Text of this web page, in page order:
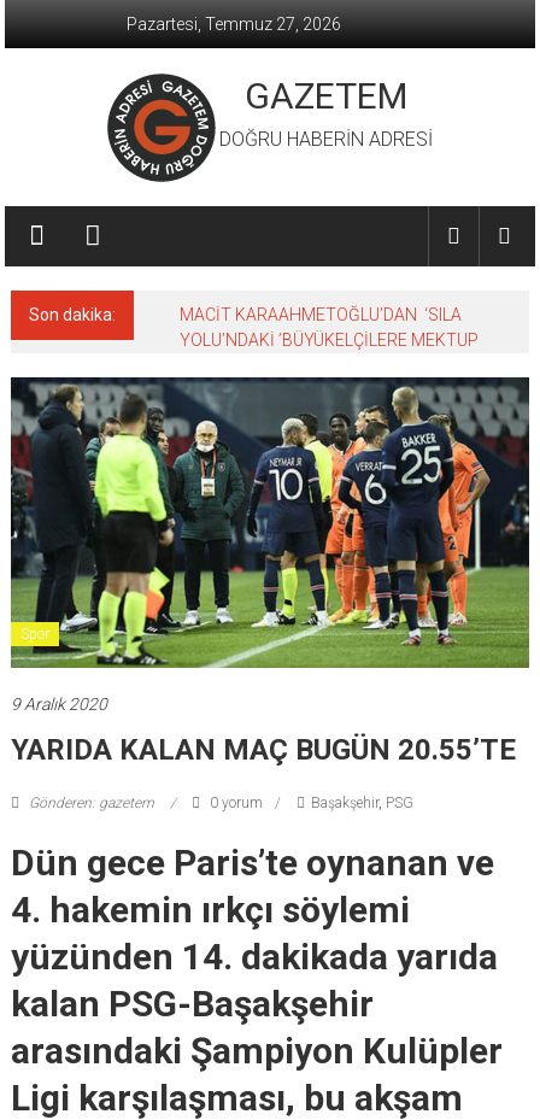
Pazartesi, Temmuz 27, 2026
GAZETEM
DOĞRU HABERİN ADRESİ
Son dakika:
MACİT KARAAHMETOĞLU’DAN ‘SILA
YOLU’NDAKİ ’BÜYÜKELÇİLERE MEKTUP
Spor
9 Aralık 2020
YARIDA KALAN MAÇ BUGÜN 20.55’TE
Gönderen: gazetem 0 yorum Başakşehir, PSG
Dün gece Paris’te oynanan ve
4. hakemin ırkçı söylemi
yüzünden 14. dakikada yarıda
kalan PSG-Başakşehir
arasındaki Şampiyon Kulüpler
Ligi karşılaşması, bu akşam